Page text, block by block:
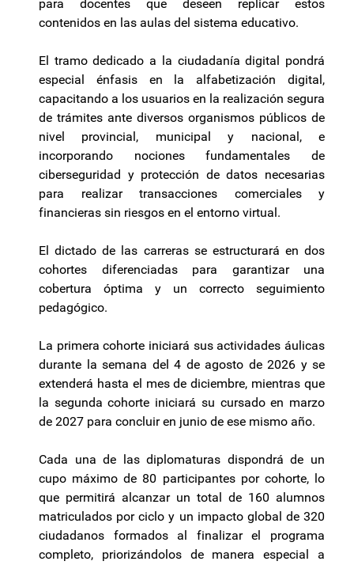
para docentes que deseen replicar estos
contenidos en las aulas del sistema educativo.
El tramo dedicado a la ciudadanía digital pondrá
especial énfasis en la alfabetización digital,
capacitando a los usuarios en la realización segura
de trámites ante diversos organismos públicos de
nivel provincial, municipal y nacional, e
incorporando nociones fundamentales de
ciberseguridad y protección de datos necesarias
para realizar transacciones comerciales y
financieras sin riesgos en el entorno virtual.
El dictado de las carreras se estructurará en dos
cohortes diferenciadas para garantizar una
cobertura óptima y un correcto seguimiento
pedagógico.
La primera cohorte iniciará sus actividades áulicas
durante la semana del 4 de agosto de 2026 y se
extenderá hasta el mes de diciembre, mientras que
la segunda cohorte iniciará su cursado en marzo
de 2027 para concluir en junio de ese mismo año.
Cada una de las diplomaturas dispondrá de un
cupo máximo de 80 participantes por cohorte, lo
que permitirá alcanzar un total de 160 alumnos
matriculados por ciclo y un impacto global de 320
ciudadanos formados al finalizar el programa
completo, priorizándolos de manera especial a